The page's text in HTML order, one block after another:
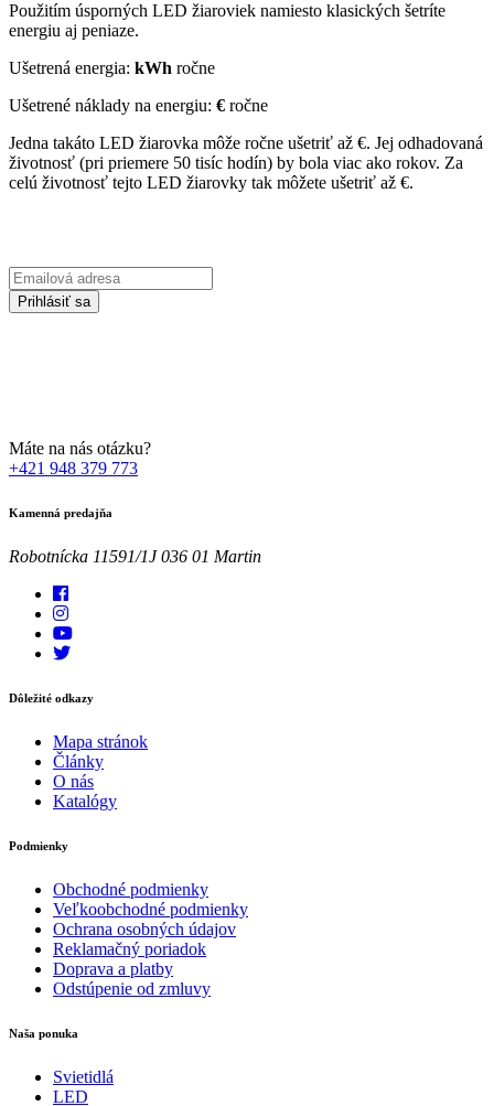
Použitím úsporných LED žiaroviek namiesto klasických šetríte
energiu aj peniaze.
Ušetrená energia: kWh ročne
Ušetrené náklady na energiu: € ročne
Jedna takáto LED žiarovka môže ročne ušetriť až €. Jej odhadovaná
životnosť (pri priemere 50 tisíc hodín) by bola viac ako rokov. Za
celú životnosť tejto LED žiarovky tak môžete ušetriť až €.
Emailová
adresa
Prihlásiť sa
Máte na nás otázku?
+421 948 379 773
Kamenná predajňa
Robotnícka 11591/1J 036 01 Martin
Dôležité odkazy
Mapa stránok
Články
O nás
Katalógy
Podmienky
Obchodné podmienky
Veľkoobchodné podmienky
Ochrana osobných údajov
Reklamačný poriadok
Doprava a platby
Odstúpenie od zmluvy
Naša ponuka
Svietidlá
LED